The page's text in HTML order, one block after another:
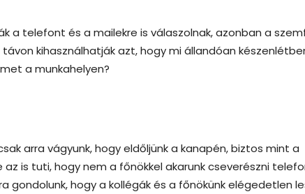
a telefont és a mailekre is válaszolnak, azonban a
kihasználhatják azt, hogy mi állandóan
a munkahelyen?
arra vágyunk, hogy eldőljünk a kanapén, biztos mint a
is tuti, hogy nem a főnökkel akarunk cseverészni
gondolunk, hogy a kollégák és a főnökünk elégedetlen